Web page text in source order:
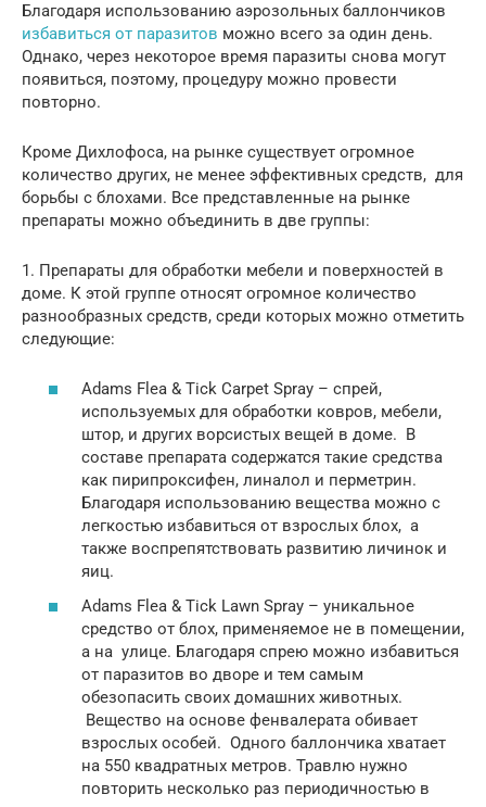
Благодаря использованию аэрозольных баллончиков
избавиться от паразитов можно всего за один день.
Однако, через некоторое время паразиты снова могут
появиться, поэтому, процедуру можно провести
повторно.
Кроме Дихлофоса, на рынке существует огромное
количество других, не менее эффективных средств, для
борьбы с блохами. Все представленные на рынке
препараты можно объединить в две группы:
1. Препараты для обработки мебели и поверхностей в
доме. К этой группе относят огромное количество
разнообразных средств, среди которых можно отметить
следующие:
Adams Flea & Tick Carpet Spray – спрей,
используемых для обработки ковров, мебели,
штор, и других ворсистых вещей в доме. В
составе препарата содержатся такие средства
как пирипроксифен, линалол и перметрин.
Благодаря использованию вещества можно с
легкостью избавиться от взрослых блох, а
также воспрепятствовать развитию личинок и
яиц.
Adams Flea & Tick Lawn Spray – уникальное
средство от блох, применяемое не в помещении,
а на улице. Благодаря спрею можно избавиться
от паразитов во дворе и тем самым
обезопасить своих домашних животных.
Вещество на основе фенвалерата обивает
взрослых особей. Одного баллончика хватает
на 550 квадратных метров. Травлю нужно
повторить несколько раз периодичностью в